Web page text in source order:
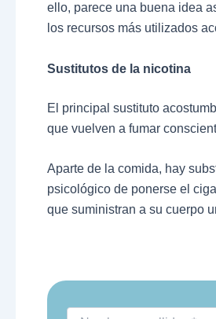
ello, parece una buena idea
los recursos más utilizados
Sustitutos de la nicotina
El principal sustituto
que vuelven a fumar
Aparte de la comida, hay
psicológico de ponerse el
que suministran a su cuerpo